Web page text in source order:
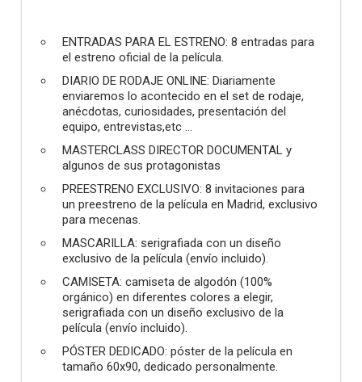
ENTRADAS PARA EL ESTRENO: 8 entradas para
el estreno oficial de la película.
DIARIO DE RODAJE ONLINE: Diariamente
enviaremos lo acontecido en el set de rodaje,
anécdotas, curiosidades, presentación del
equipo, entrevistas,etc ...
MASTERCLASS DIRECTOR DOCUMENTAL y
algunos de sus protagonistas
PREESTRENO EXCLUSIVO: 8 invitaciones para
un preestreno de la película en Madrid, exclusivo
para mecenas.
MASCARILLA: serigrafiada con un diseño
exclusivo de la película (envío incluido).
CAMISETA: camiseta de algodón (100%
orgánico) en diferentes colores a elegir,
serigrafiada con un diseño exclusivo de la
película (envío incluido).
PÓSTER DEDICADO: póster de la película en
tamaño 60x90, dedicado personalmente.